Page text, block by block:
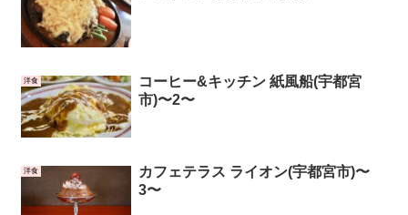
洋食
コーヒー&キッチン 紙風船(宇都宮
市)〜2〜
洋食
カフェテラス ライオン(宇都宮市)〜
3〜